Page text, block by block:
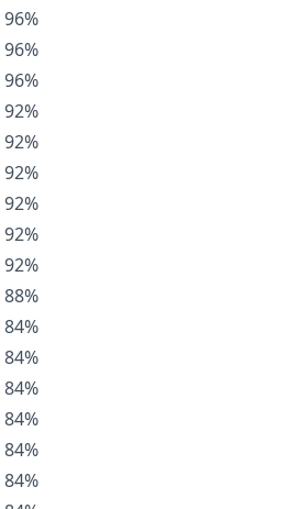
96%
96%
96%
92%
92%
92%
92%
92%
92%
88%
84%
84%
84%
84%
84%
84%